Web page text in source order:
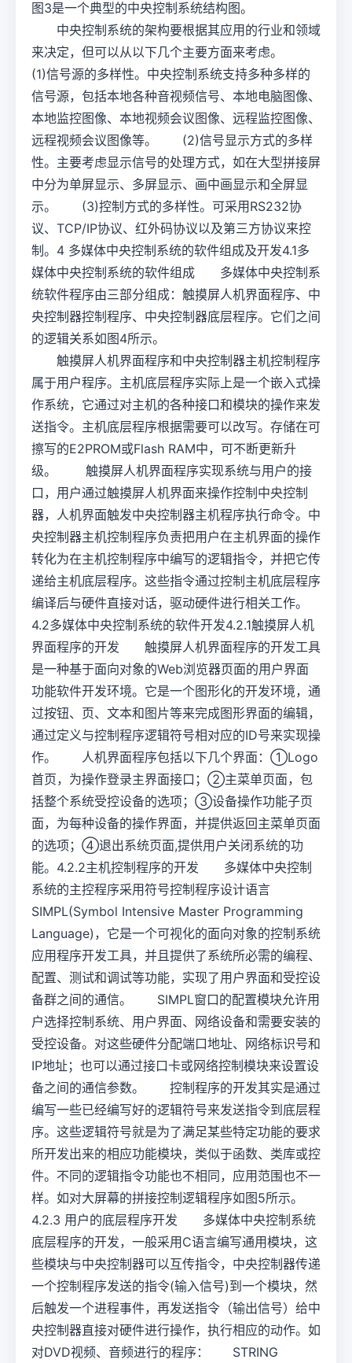
图3是一个典型的中央控制系统结构图。
中央控制系统的架构要根据其应用的行业和领域
来决定，但可以从以下几个主要方面来考虑。
(1)信号源的多样性。中央控制系统支持多种多样的
信号源，包括本地各种音视频信号、本地电脑图像、
本地监控图像、本地视频会议图像、远程监控图像、
远程视频会议图像等。 (2)信号显示方式的多样
性。主要考虑显示信号的处理方式，如在大型拼接屏
中分为单屏显示、多屏显示、画中画显示和全屏显
示。 (3)控制方式的多样性。可采用RS232协
议、TCP/IP协议、红外码协议以及第三方协议来控
制。4 多媒体中央控制系统的软件组成及开发4.1多
媒体中央控制系统的软件组成 多媒体中央控制系
统软件程序由三部分组成：触摸屏人机界面程序、中
央控制器控制程序、中央控制器底层程序。它们之间
的逻辑关系如图4所示。
触摸屏人机界面程序和中央控制器主机控制程序
属于用户程序。主机底层程序实际上是一个嵌入式操
作系统，它通过对主机的各种接口和模块的操作来发
送指令。主机底层程序根据需要可以改写。存储在可
擦写的E2PROM或Flash RAM中，可不断更新升
级。 触摸屏人机界面程序实现系统与用户的接
口，用户通过触摸屏人机界面来操作控制中央控制
器，人机界面触发中央控制器主机程序执行命令。中
央控制器主机控制程序负责把用户在主机界面的操作
转化为在主机控制程序中编写的逻辑指令，并把它传
递给主机底层程序。这些指令通过控制主机底层程序
编译后与硬件直接对话，驱动硬件进行相关工作。
4.2多媒体中央控制系统的软件开发4.2.1触摸屏人机
界面程序的开发 触摸屏人机界面程序的开发工具
是一种基于面向对象的Web浏览器页面的用户界面
功能软件开发环境。它是一个图形化的开发环境，通
过按钮、页、文本和图片等来完成图形界面的编辑，
通过定义与控制程序逻辑符号相对应的ID号来实现操
作。 人机界面程序包括以下几个界面：①Logo
首页，为操作登录主界面接口；②主菜单页面，包
括整个系统受控设备的选项；③设备操作功能子页
面，为每种设备的操作界面，并提供返回主菜单页面
的选项；④退出系统页面,提供用户关闭系统的功
能。4.2.2主机控制程序的开发 多媒体中央控制
系统的主控程序采用符号控制程序设计语言
SIMPL(Symbol Intensive Master Programming
Language)，它是一个可视化的面向对象的控制系统
应用程序开发工具，并且提供了系统所必需的编程、
配置、测试和调试等功能，实现了用户界面和受控设
备群之间的通信。 SIMPL窗口的配置模块允许用
户选择控制系统、用户界面、网络设备和需要安装的
受控设备。对这些硬件分配端口地址、网络标识号和
IP地址；也可以通过接口卡或网络控制模块来设置设
备之间的通信参数。 控制程序的开发其实是通过
编写一些已经编写好的逻辑符号来发送指令到底层程
序。这些逻辑符号就是为了满足某些特定功能的要求
所开发出来的相应功能模块，类似于函数、类库或控
件。不同的逻辑指令功能也不相同，应用范围也不一
样。如对大屏幕的拼接控制逻辑程序如图5所示。
4.2.3 用户的底层程序开发 多媒体中央控制系统
底层程序的开发，一般采用C语言编写通用模块，这
些模块与中央控制器可以互传指令，中央控制器传递
一个控制程序发送的指令(输入信号)到一个模块，然
后触发一个进程事件，再发送指令（输出信号）给中
央控制器直接对硬件进行操作，执行相应的动作。如
对DVD视频、音频进行的程序： STRING